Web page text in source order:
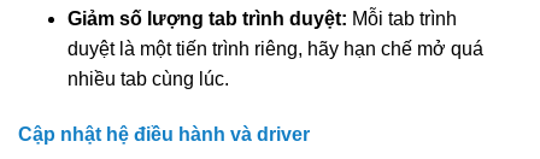
Giảm số lượng tab trình duyệt: Mỗi tab trình
duyệt là một tiến trình riêng, hãy hạn chế mở quá
nhiều tab cùng lúc.
Cập nhật hệ điều hành và driver